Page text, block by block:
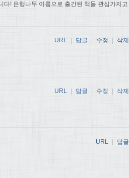
! 은행나무 이름으로 출간된 책들 관심가지고
URL 답글 수정 삭제
URL 답글 수정 삭제
URL | 답글